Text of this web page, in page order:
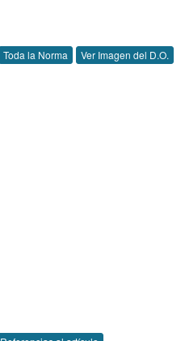
Toda la Norma Ver Imagen del D.O.